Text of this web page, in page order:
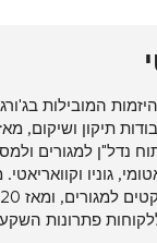
המובילות
נדל"ן למגורים
גוניו וקוואריאטי.
פתרונות